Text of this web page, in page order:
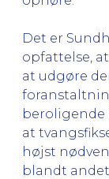
Det er
opfattelse,
at udgøre
beroligende
at
højst
blandt